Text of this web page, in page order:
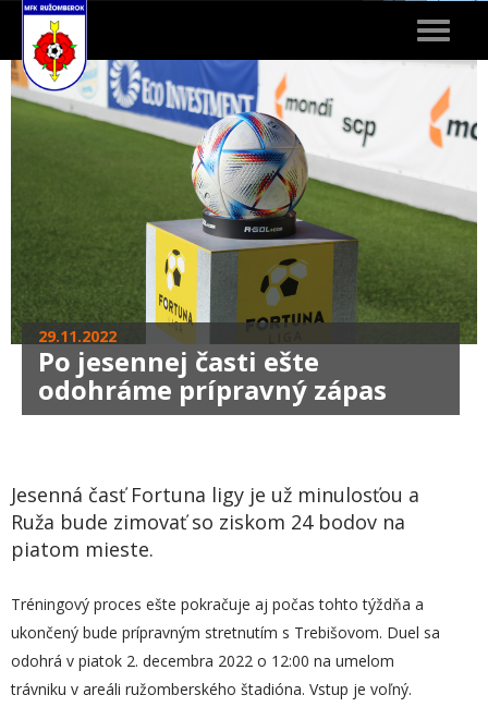
Toggle
29.11.2022
Po jesennej časti ešte
odohráme prípravný zápas
Jesenná časť Fortuna ligy je už minulosťou a
Ruža bude zimovať so ziskom 24 bodov na
piatom mieste.
Tréningový proces ešte pokračuje aj počas tohto týždňa a
ukončený bude prípravným stretnutím s Trebišovom. Duel sa
odohrá v piatok 2. decembra 2022 o 12:00 na umelom
trávniku v areáli ružomberského štadióna. Vstup je voľný.